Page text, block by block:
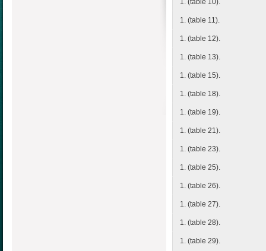
1. (table 10).
1. (table 11).
1. (table 12).
1. (table 13).
1. (table 15).
1. (table 18).
1. (table 19).
1. (table 21).
1. (table 23).
1. (table 25).
1. (table 26).
1. (table 27).
1. (table 28).
1. (table 29).